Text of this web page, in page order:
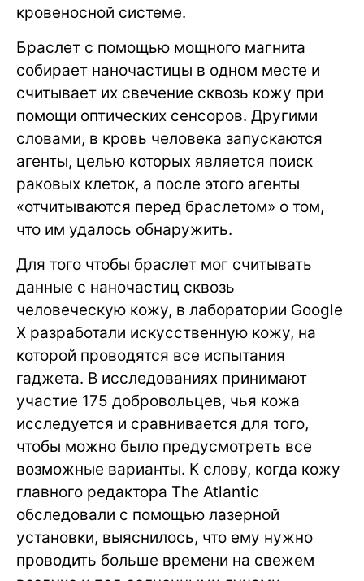
кровеносной системе.
Браслет с помощью мощного магнита
собирает наночастицы в одном месте и
считывает их свечение сквозь кожу при
помощи оптических сенсоров. Другими
словами, в кровь человека запускаются
агенты, целью которых является поиск
раковых клеток, а после этого агенты
«отчитываются перед браслетом» о том,
что им удалось обнаружить.
Для того чтобы браслет мог считывать
данные с наночастиц сквозь
человеческую кожу, в лаборатории Google
X разработали искусственную кожу, на
которой проводятся все испытания
гаджета. В исследованиях принимают
участие 175 добровольцев, чья кожа
исследуется и сравнивается для того,
чтобы можно было предусмотреть все
возможные варианты. К слову, когда кожу
главного редактора The Atlantic
обследовали с помощью лазерной
установки, выяснилось, что ему нужно
проводить больше времени на свежем